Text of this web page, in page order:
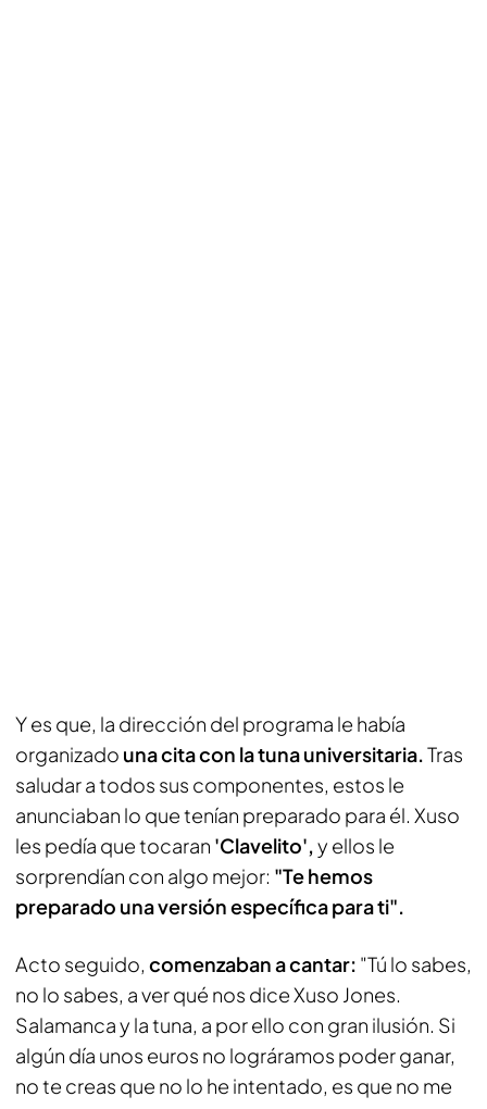
Y es que, la dirección del programa le había
organizado una cita con la tuna universitaria.Tras
saludar a todos sus componentes, estos le
anunciaban lo que tenían preparado para él. Xuso
les pedía que tocaran 'Clavelito',y ellos le
sorprendían con algo mejor: "Te hemos
preparado una versión específica para ti".
Acto seguido, comenzaban a cantar: "Tú lo sabes,
no lo sabes, a ver qué nos dice Xuso Jones.
Salamanca y la tuna, a por ello con gran ilusión. Si
algún día unos euros no lográramos poder ganar,
no te creas que no lo he intentado, es que no me